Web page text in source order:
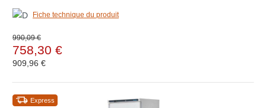
Fiche technique du produit
990,09 €
758,30 €
909,96 €
Express